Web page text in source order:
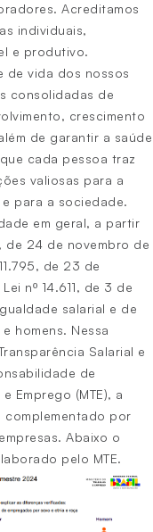
Acreditamos
individuais,
e produtivo.
de vida dos nossos
consolidadas de
crescimento
de garantir a saúde
cada pessoa traz
valiosas para a
para a sociedade.
em geral, a partir
de 24 de novembro de
de 23 de
nº 14.611, de 3 de
salarial e de
homens. Nessa
Salarial e
de
Emprego (MTE), a
por
Abaixo o
pelo MTE.